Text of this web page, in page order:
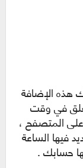
الإضافة
في وقت
المتصفح ،
فيها الساعة
حسابك .